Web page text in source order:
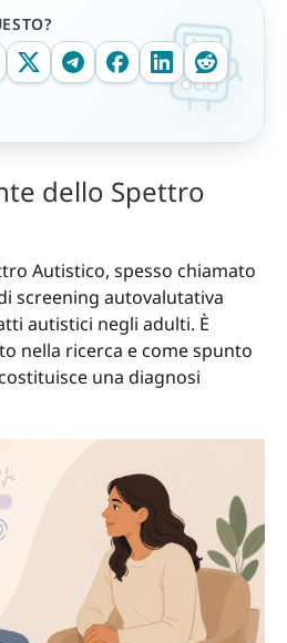
dello Spettro
Autistico, spesso chiamato
screening autovalutativa
autistici negli adulti. È
nella ricerca e come spunto
una diagnosi